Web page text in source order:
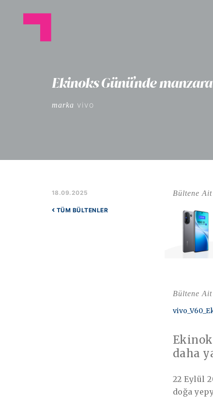
Ekinoks Günü’nde
marka vivo
18.09.2025
TÜM BÜLTENLER
Bültene
Bültene
daha
22 Eylül
doğa